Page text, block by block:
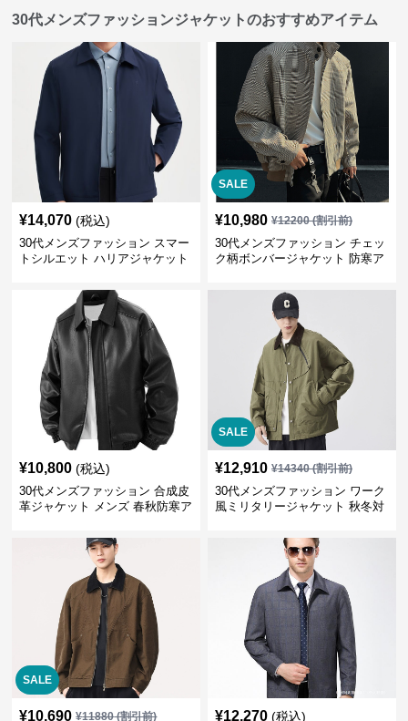
30代メンズファッションジャケットのおすすめアイテム
¥14,070 (税込)
30代メンズファッション スマー
トシルエット ハリアジャケット
SALE
¥10,980 ¥12200(割引前)
30代メンズファッション チェッ
ク柄ボンバージャケット 防寒ア
¥10,800 (税込)
30代メンズファッション 合成皮
革ジャケット メンズ 春秋防寒ア
SALE
¥12,910 ¥14340(割引前)
30代メンズファッション ワーク
風ミリタリージャケット 秋冬対
SALE
¥10,690 ¥11880(割引前) ¥12,270 (税込)